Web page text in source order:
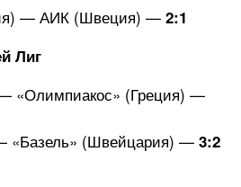
— АИК (Швеция) — 2:1
Лиг
«Олимпиакос» (Греция) —
(Швейцария) — 3:2